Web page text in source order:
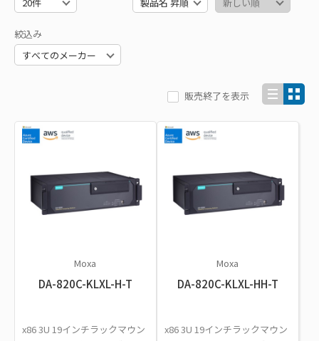
絞込み
販売終了を表示
Moxa
DA-820C-KLXL-H-T
x86 3U 19インチラックマウン
Moxa
DA-820C-KLXL-HH-T
x86 3U 19インチラックマウン